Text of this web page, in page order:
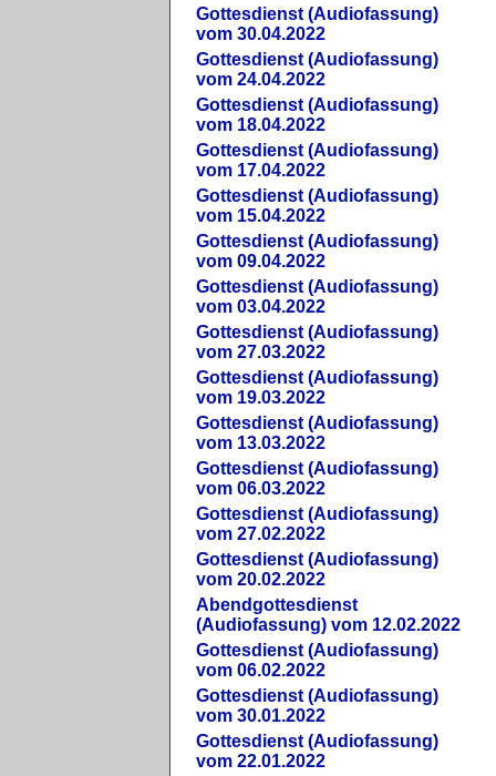
Gottesdienst (Audiofassung)
vom 30.04.2022
Gottesdienst (Audiofassung)
vom 24.04.2022
Gottesdienst (Audiofassung)
vom 18.04.2022
Gottesdienst (Audiofassung)
vom 17.04.2022
Gottesdienst (Audiofassung)
vom 15.04.2022
Gottesdienst (Audiofassung)
vom 09.04.2022
Gottesdienst (Audiofassung)
vom 03.04.2022
Gottesdienst (Audiofassung)
vom 27.03.2022
Gottesdienst (Audiofassung)
vom 19.03.2022
Gottesdienst (Audiofassung)
vom 13.03.2022
Gottesdienst (Audiofassung)
vom 06.03.2022
Gottesdienst (Audiofassung)
vom 27.02.2022
Gottesdienst (Audiofassung)
vom 20.02.2022
Abendgottesdienst
(Audiofassung) vom 12.02.2022
Gottesdienst (Audiofassung)
vom 06.02.2022
Gottesdienst (Audiofassung)
vom 30.01.2022
Gottesdienst (Audiofassung)
vom 22.01.2022